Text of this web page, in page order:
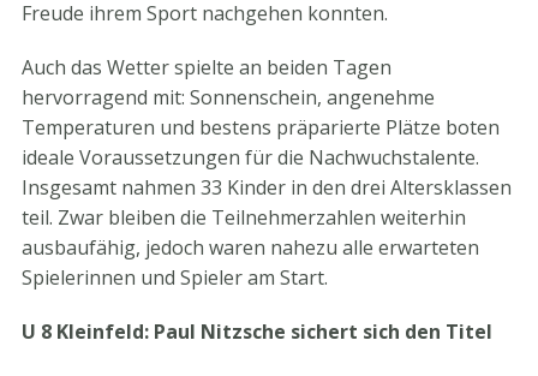
Freude ihrem Sport nachgehen konnten.
Auch das Wetter spielte an beiden Tagen
hervorragend mit: Sonnenschein, angenehme
Temperaturen und bestens präparierte Plätze boten
ideale Voraussetzungen für die Nachwuchstalente.
Insgesamt nahmen 33 Kinder in den drei Altersklassen
teil. Zwar bleiben die Teilnehmerzahlen weiterhin
ausbaufähig, jedoch waren nahezu alle erwarteten
Spielerinnen und Spieler am Start.
U 8 Kleinfeld: Paul Nitzsche sichert sich den Titel